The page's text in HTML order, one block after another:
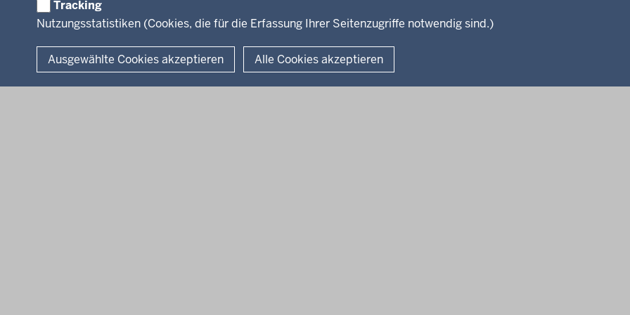
Tracking
Nutzungsstatistiken (Cookies, die für die Erfassung Ihrer Seitenzugriffe notwendig sind.)
Ausgewählte Cookies akzeptieren Alle Cookies akzeptieren
Kreis Lippe